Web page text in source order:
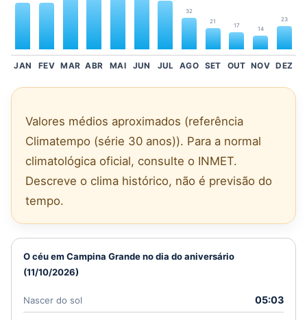
32
21
17 14
23
JAN FEV MAR ABR MAI JUN JUL AGO SET OUT NOV DEZ
Valores médios aproximados (referência
Climatempo (série 30 anos)). Para a normal
climatológica oficial, consulte o INMET.
Descreve o clima histórico, não é previsão do
tempo.
O céu em Campina Grande no dia do aniversário
(11/10/2026)
Nascer do sol 05:03